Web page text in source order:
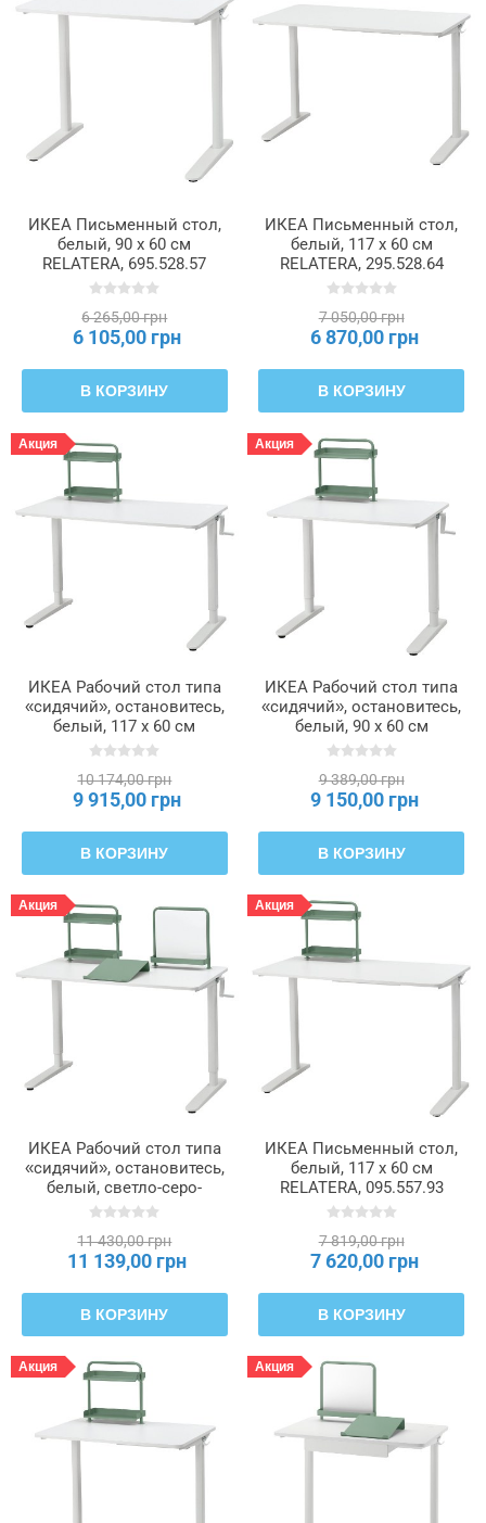
ИКЕА Письменный стол,
белый, 90 x 60 см
RELATERA, 695.528.57
6 265,00 грн
6 105,00 грн
В КОРЗИНУ
ИКЕА Письменный стол,
белый, 117 х 60 см
RELATERA, 295.528.64
7 050,00 грн
6 870,00 грн
В КОРЗИНУ
Акция
ИКЕА Рабочий стол типа
«сидячий», остановитесь,
белый, 117 х 60 см
RELATERA, 195.557.64
10 174,00 грн
9 915,00 грн
В КОРЗИНУ
Акция
ИКЕА Рабочий стол типа
«сидячий», остановитесь,
белый, 90 x 60 см
RELATERA, 695.558.08
9 389,00 грн
9 150,00 грн
В КОРЗИНУ
Акция
ИКЕА Рабочий стол типа
«сидячий», остановитесь,
белый, светло-серо-
зеленый, 117 х 60 см
11 430,00 грн
11 139,00 грн
В КОРЗИНУ
Акция
ИКЕА Письменный стол,
белый, 117 х 60 см
RELATERA, 095.557.93
7 819,00 грн
7 620,00 грн
В КОРЗИНУ
Акция Акция